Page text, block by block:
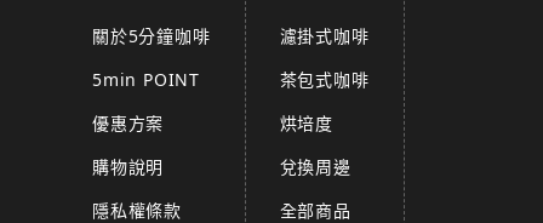
關於5分鐘咖啡
5min POINT
優惠方案
購物說明
隱私權條款
濾掛式咖啡
茶包式咖啡
烘培度
兌換周邊
全部商品